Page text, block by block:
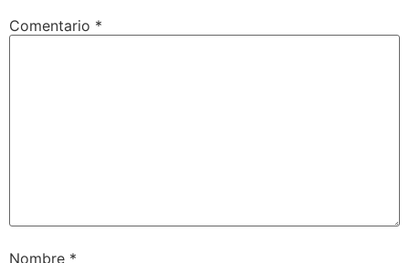
Comentario *
Nombre *